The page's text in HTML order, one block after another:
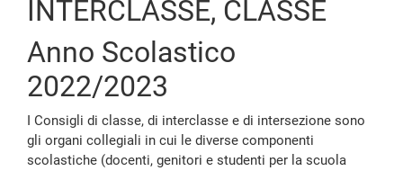
INTERCLASSE, CLASSE
Anno Scolastico
2022/2023
I Consigli di classe, di interclasse e di intersezione sono
gli organi collegiali in cui le diverse componenti
scolastiche (docenti, genitori e studenti per la scuola